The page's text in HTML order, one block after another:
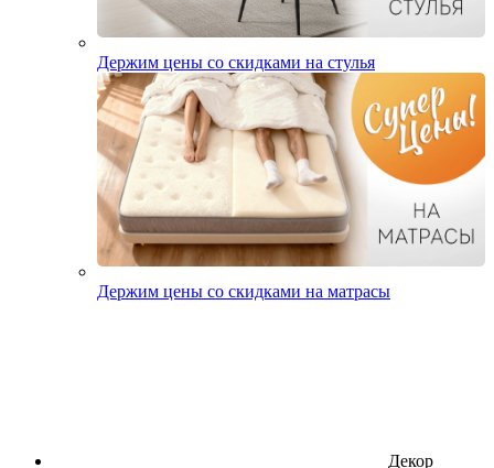
Держим цены со скидками на стулья
Держим цены со скидками на матрасы
Декор